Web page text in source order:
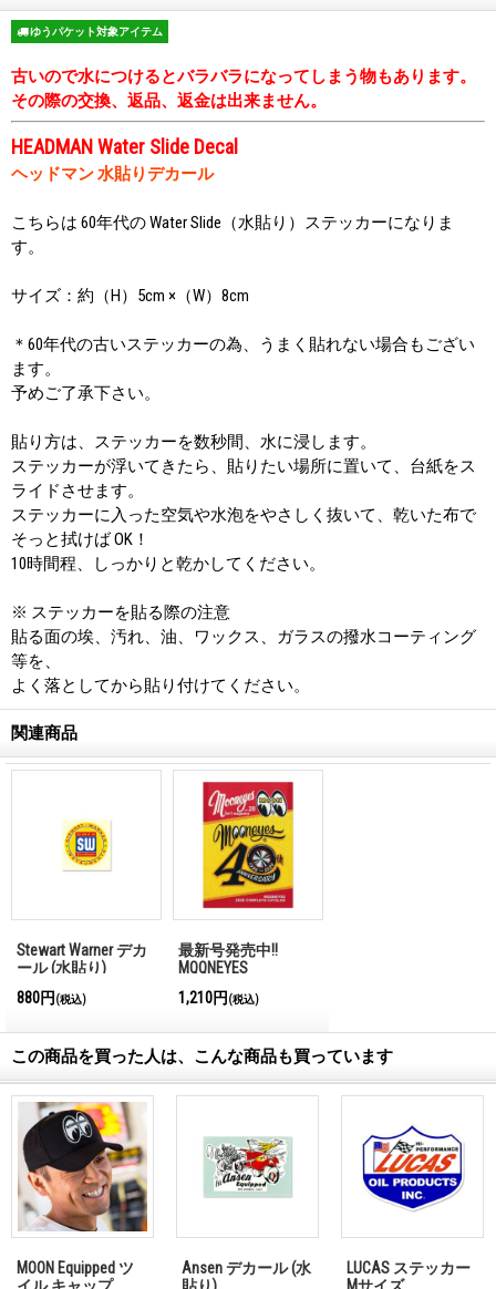
ゆうパケット対象アイテム
古いので水につけるとバラバラになってしまう物もあります。
その際の交換、返品、返金は出来ません。
HEADMAN Water Slide Decal
ヘッドマン 水貼りデカール
こちらは 60年代の Water Slide（水貼り）ステッカーになりま
す。
サイズ：約（H）5cm ×（W）8cm
＊60年代の古いステッカーの為、うまく貼れない場合もござい
ます。
予めご了承下さい。
貼り方は、ステッカーを数秒間、水に浸します。
ステッカーが浮いてきたら、貼りたい場所に置いて、台紙をス
ライドさせます。
ステッカーに入った空気や水泡をやさしく抜いて、乾いた布で
そっと拭けば OK！
10時間程、しっかりと乾かしてください。
※ ステッカーを貼る際の注意
貼る面の埃、汚れ、油、ワックス、ガラスの撥水コーティング
等を、
よく落としてから貼り付けてください。
関連商品
Stewart Warner デカ
ール (水貼り)
880円 (税込)
最新号発売中!!
MQQNEYES
Magazine No.28 2026
1,210円 (税込)
この商品を買った人は、こんな商品も買っています
MOON Equipped ツ
Ansen デカール (水
LUCAS ステッカー